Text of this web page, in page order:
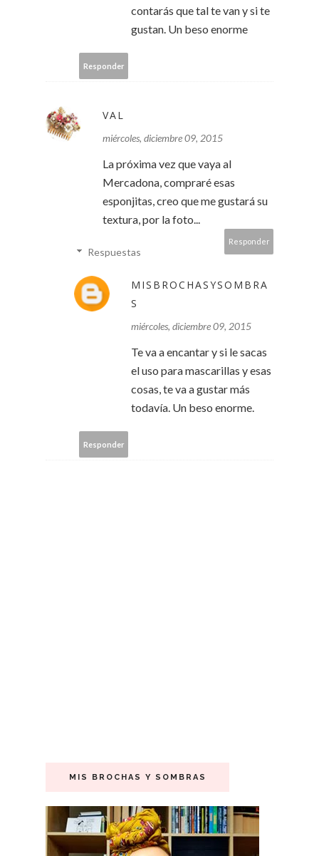
contarás que tal te van y si te
gustan. Un beso enorme
Responder
VAL
miércoles, diciembre 09, 2015
La próxima vez que vaya al
Mercadona, compraré esas
esponjitas, creo que me gustará su
textura, por la foto...
Responder
Respuestas
MISBROCHASYSOMBRA
S
miércoles, diciembre 09, 2015
Te va a encantar y si le sacas
el uso para mascarillas y esas
cosas, te va a gustar más
todavía. Un beso enorme.
Responder
MIS BROCHAS Y SOMBRAS